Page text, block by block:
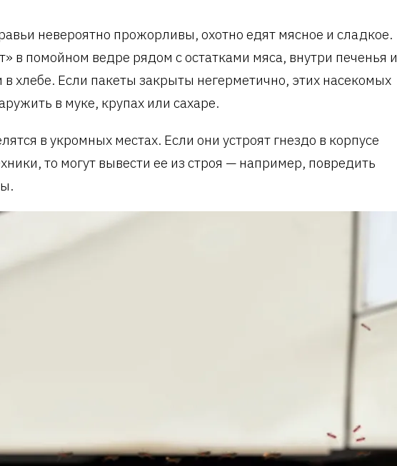
невероятно прожорливы, охотно едят мясное и сладкое.
в помойном ведре рядом с остатками мяса, внутри печенья и
в хлебе. Если пакеты закрыты негерметично, этих насекомых
в муке, крупах или сахаре.
в укромных местах. Если они устроят гнездо в корпусе
то могут вывести ее из строя — например, повредить